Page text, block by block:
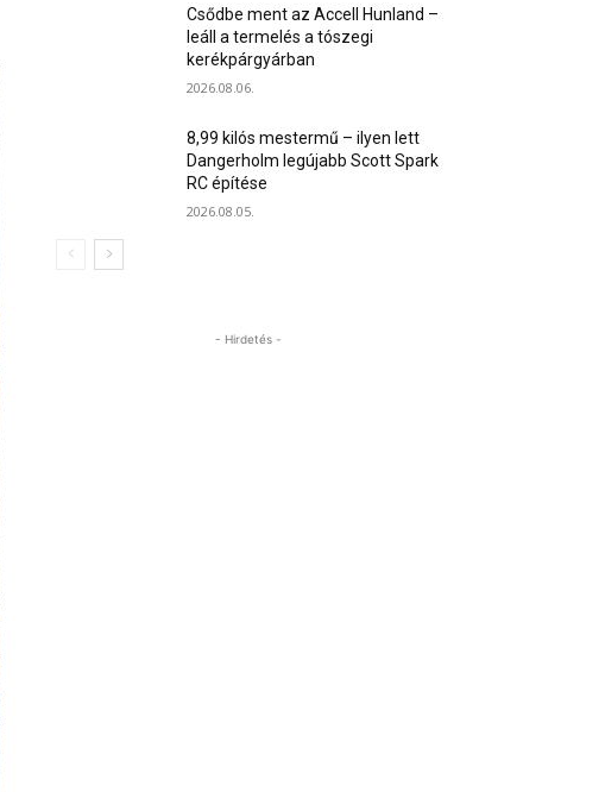
Csődbe ment az Accell Hunland –
leáll a termelés a tószegi
kerékpárgyárban
2026.08.06.
8,99 kilós mestermű – ilyen lett
Dangerholm legújabb Scott Spark
RC építése
2026.08.05.
- Hirdetés -